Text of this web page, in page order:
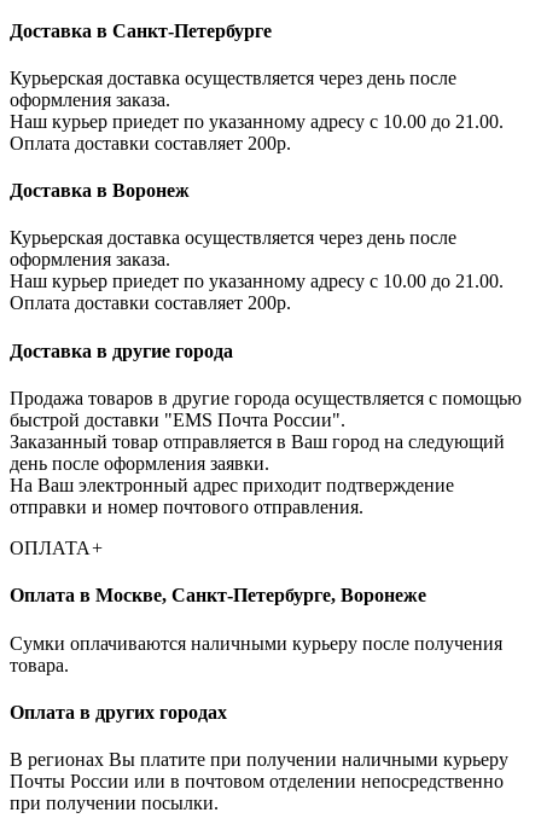
Доставка в Санкт-Петербурге
Курьерская доставка осуществляется через день после
оформления заказа.
Наш курьер приедет по указанному адресу с 10.00 до 21.00.
Оплата доставки составляет 200р.
Доставка в Воронеж
Курьерская доставка осуществляется через день после
оформления заказа.
Наш курьер приедет по указанному адресу с 10.00 до 21.00.
Оплата доставки составляет 200р.
Доставка в другие города
Продажа товаров в другие города осуществляется с помощью
быстрой доставки "EMS Почта России".
Заказанный товар отправляется в Ваш город на следующий
день после оформления заявки.
На Ваш электронный адрес приходит подтверждение
отправки и номер почтового отправления.
ОПЛАТА+
Оплата в Москве, Санкт-Петербурге, Воронеже
Cумки оплачиваются наличными курьеру после получения
товара.
Оплата в других городах
В регионах Вы платите при получении наличными курьеру
Почты России или в почтовом отделении непосредственно
при получении посылки.